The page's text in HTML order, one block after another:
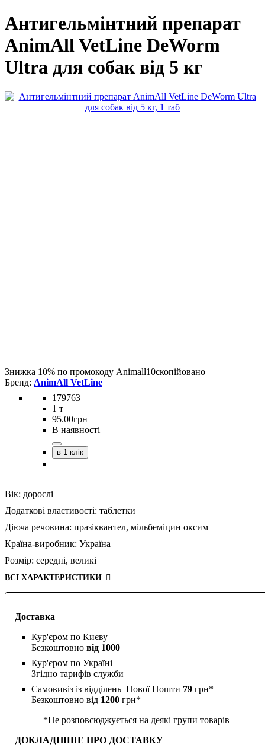
Антигельмінтний препарат
AnimAll VetLine DeWorm
Ultra для собак від 5 кг
Доставка
Кур'єром по Києву
Безкоштовно від 1000
Кур'єром по Україні
Згідно тарифів служби
Самовивіз із відділень Нової Пошти 79 грн*
Безкоштовно від 1200 грн*
*Не розповсюджується на деякі групи товарів
ДОКЛАДНІШЕ ПРО ДОСТАВКУ
Знижка 10% по промокоду Animall10скопійовано
AnimAll VetLine
179763
1 т
95.00грн
В наявності
в 1 клік
Вік: дорослі
Додаткові властивості: таблетки
Діюча речовина: празіквантел, мільбеміцин оксим
Країна-виробник: Україна
Розмір: середні, великі
ВСІ ХАРАКТЕРИСТИКИ